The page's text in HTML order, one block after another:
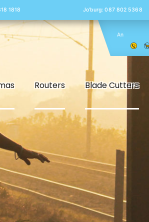
Routers Blade Cutters
1818 Jo’burg: 087 802 5368
An